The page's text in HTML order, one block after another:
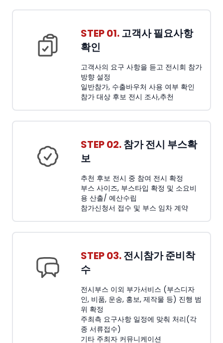
STEP 01.고객사 필요사항
확인
고객사의 요구 사항을 듣고 전시회 참가
방향 설정
일반참가, 수출바우처 사용 여부 확인
참가 대상 후보 전시 조사,추천
STEP 02.참가 전시 부스확
보
추천 후보 전시 중 참여 전시 확정
부스 사이즈, 부스타입 확정 및 소요비
용 산출/ 예산수립
참가신청서 접수 및 부스 임차 계약
STEP 03.전시참가 준비착
수
전시부스 이외 부가서비스 (부스디자
인, 비품, 운송, 홍보, 제작물 등) 진행 범
위 확정
주최측 요구사항 일정에 맞춰 처리(각
종 서류접수)
기타 주최자 커뮤니케이션